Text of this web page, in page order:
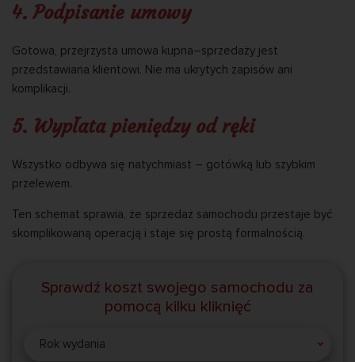
4.Podpisanie umowy
Gotowa, przejrzysta umowa kupna–sprzedaży jest
przedstawiana klientowi. Nie ma ukrytych zapisów ani
komplikacji.
5. Wypłata pieniędzy od ręki
Wszystko odbywa się natychmiast – gotówką lub szybkim
przelewem.
Ten schemat sprawia, że sprzedaż samochodu przestaje być
skomplikowaną operacją i staje się prostą formalnością.
Sprawdź koszt swojego samochodu za
pomocą kilku kliknięć
Rok wydania